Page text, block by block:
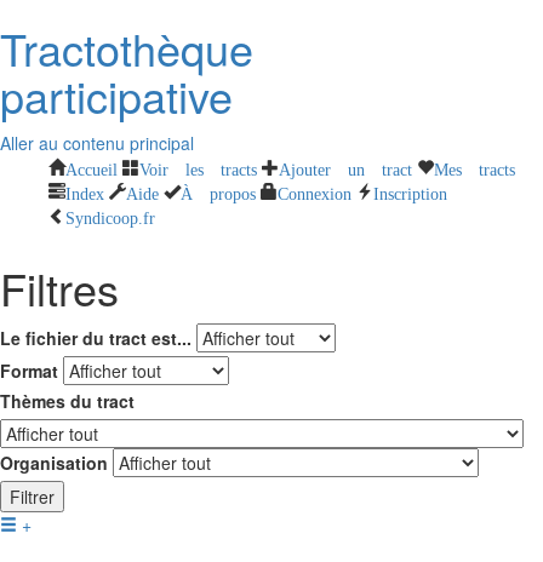
Tractothèque
participative
Aller au contenu principal
Accueil Voir les tracts Ajouter un tract
Mes tracts
Index
Aide À propos Connexion
Inscription
Syndicoop.fr
Filtres
Le fichier du tract est...
Format
Thèmes du tract
Organisation
Filtrer
+